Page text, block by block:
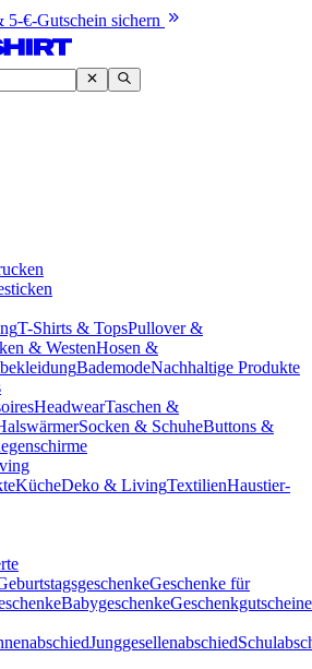
5-€-Gutschein sichern
T-Shirts & TopsPullover &
& WestenHosen &
BademodeNachhaltige Produkte
HeadwearTaschen &
Socken & SchuheButtons &
KücheDeko & LivingTextilienHaustier-
Geschenke für
BabygeschenkeGeschenkgutscheine
Junggesellenabschied